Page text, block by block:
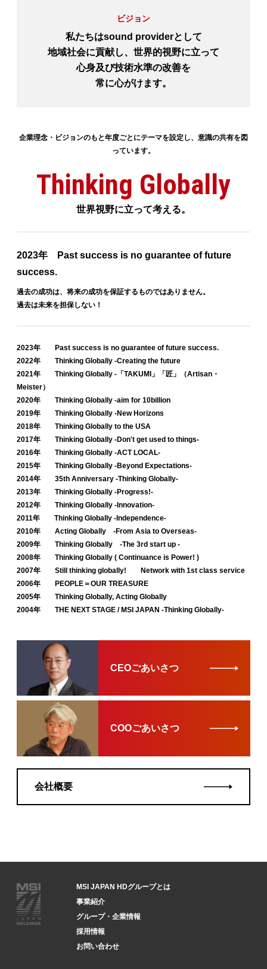
ビジョン
私たちはsound providerとして
地域社会に貢献し、世界的視野に立って
心身及び技術水準の改善を
常に心がけます。
企業理念・ビジョンのもと年度ごとにテーマを設定し、意識の共有を図
っています。
Thinking Globally
世界視野に立って考える。
2023年 Past success is no guarantee of future
success.
過去の成功は、将来の成功を保証するものではありません。
過去は未来を担保しない！
2023年 Past success is no guarantee of future success.
2022年 Thinking Globally -Creating the future
2021年 Thinking Globally -「TAKUMI」「匠」（Artisan・
Meister）
2020年 Thinking Globally -aim for 10billion
2019年 Thinking Globally -New Horizons
2018年 Thinking Globally to the USA
2017年 Thinking Globally -Don't get used to things-
2016年 Thinking Globally -ACT LOCAL-
2015年 Thinking Globally -Beyond Expectations-
2014年 35th Anniversary -Thinking Globally-
2013年 Thinking Globally -Progress!-
2012年 Thinking Globally -Innovation-
2011年 Thinking Globally -Independence-
2010年 Acting Globally -From Asia to Overseas-
2009年 Thinking Globally -The 3rd start up -
2008年 Thinking Globally ( Continuance is Power! )
2007年 Still thinking globally! Network with 1st class service
2006年 PEOPLE＝OUR TREASURE
2005年 Thinking Globally, Acting Globally
2004年 THE NEXT STAGE / MSI JAPAN -Thinking Globally-
CEOごあいさつ
COOごあいさつ
会社概要
MSI JAPAN HDグループとは
事業紹介
グループ・企業情報
採用情報
お問い合わせ